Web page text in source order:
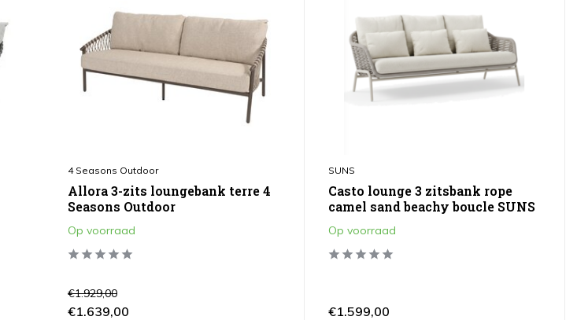
4 Seasons Outdoor
Allora 3-zits loungebank terre 4
Seasons Outdoor
Op voorraad
€1.929,00
€1.639,00
SUNS
Casto lounge 3 zitsbank rope
camel sand beachy boucle SUNS
Op voorraad
€1.599,00